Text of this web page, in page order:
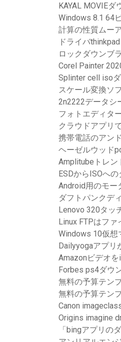
KAYAL MOVIE
Windows 8.1 64
計算の性質ムー
ドライバ
ロックダウンブ
Corel Painter
Splinter cell iso
スケール変換ソ
2n2222データシ
フォトエディタ
クラウドアプリ
携帯電話のアン
ヘーゼルウッド
Amplitubeトレン
ESDからISOへ
Android用のモー
ダフトパンクデ
Lenovo 320タッ
Linux FTPはフ
Windows 10仮想
Dailyyogaアプリ
Amazonビデオ
Forbes ps4ダウ
無料の予算テン
無料の予算テン
Canon
Origins imagine
「bingアプリの